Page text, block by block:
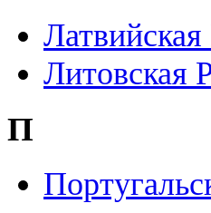
Литовская
П